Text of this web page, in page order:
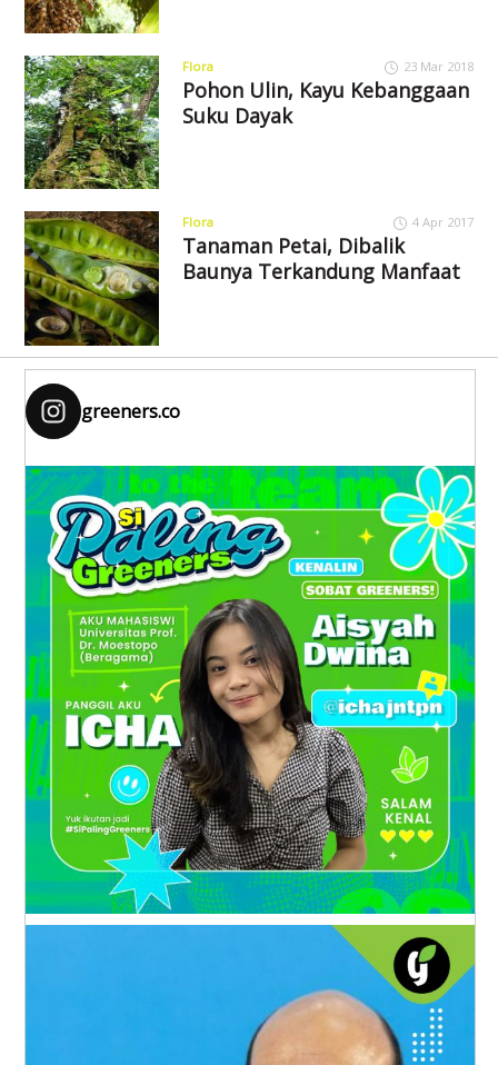
Flora 23 Mar 2018
Pohon Ulin, Kayu Kebanggaan
Suku Dayak
Flora 4 Apr 2017
Tanaman Petai, Dibalik
Baunya Terkandung Manfaat
greeners.co